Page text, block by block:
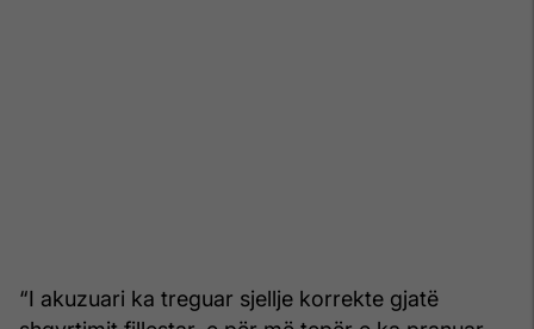
“I akuzuari ka treguar sjellje korrekte gjatë